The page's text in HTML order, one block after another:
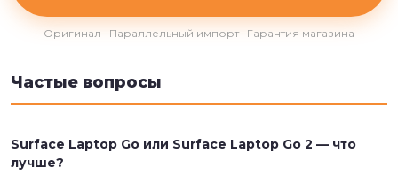
Оригинал · Параллельный импорт · Гарантия магазина
Частые вопросы
Surface Laptop Go или Surface Laptop Go 2 — что
лучше?